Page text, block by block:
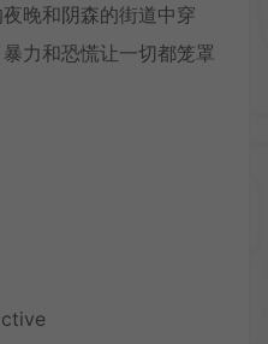
晚和阴森的街道中穿
力和恐慌让一切都笼罩